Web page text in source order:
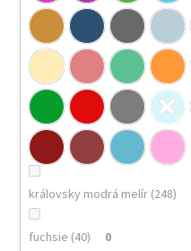
královsky modrá melír (248)
fuchsie (40) 0